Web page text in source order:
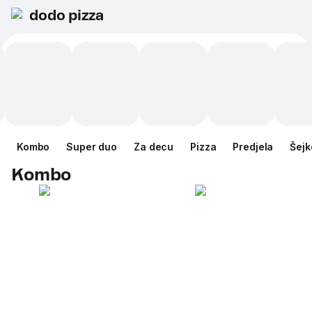
dodo pizza
Kombo Super duo Za decu Pizza Predjela
Kombo